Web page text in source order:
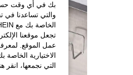
بك في أي وقت حسب
والتي تساعدنا في
تجعل موقعنا
عمل الموقع.
الاختيارية
التي نجمعها، انقر